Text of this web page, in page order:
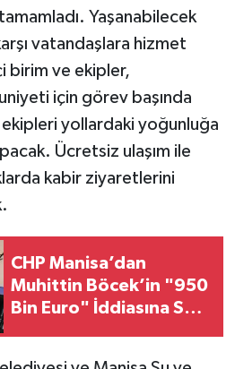
tamamladı. Yaşanabilecek
vatandaşlara hizmet
birim ve ekipler,
için görev başında
yollardaki yoğunluğa
Ücretsiz ulaşım ile
kabir ziyaretlerini
CHP Manisa’dan
Muhittin Böcek’in "950
Bin Euro" İddiasına Sert